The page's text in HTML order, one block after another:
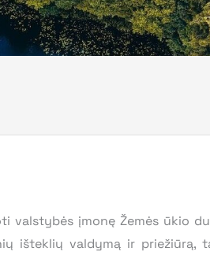
įmonę Žemės ūkio
išteklių valdymą ir